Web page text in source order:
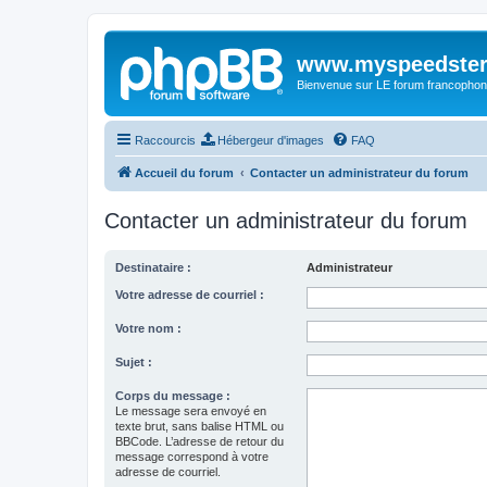
Bienvenue sur LE forum
Raccourcis Hébergeur d'images FAQ
Accueil du forum Contacter un administrateur du forum
Contacter un administrateur du forum
Destinataire : Administrateur
Votre adresse de courriel :
Votre nom :
Sujet :
Corps du message :
Le message sera envoyé en
texte brut, sans balise HTML ou
BBCode. L’adresse de retour du
message correspond à votre
adresse de courriel.